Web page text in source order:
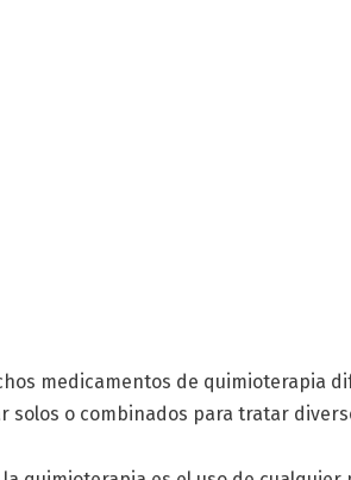
medicamentos de quimioterapia
solos o combinados para tratar